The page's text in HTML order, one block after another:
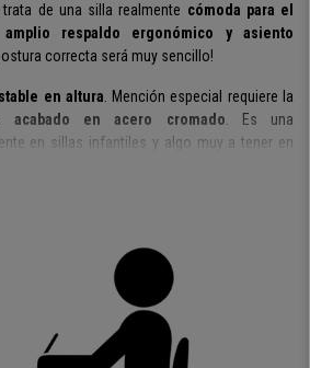
de una silla realmente cómoda para el
amplio respaldo ergonómico y asiento
correcta será muy sencillo!
en altura . Mención especial requiere la
acabado en acero cromado . Es una
en sillas infantiles y algo muy a tener en
y duradera.
malla transpirable, un tejido agradable y
disponible en
varios colores
adapta a tus necesidades.
ante una
silla para niños muy
y de calidad. Modelos similares superan los